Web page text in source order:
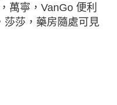
萬寧，VanGo 便利
莎莎，藥房隨處可見